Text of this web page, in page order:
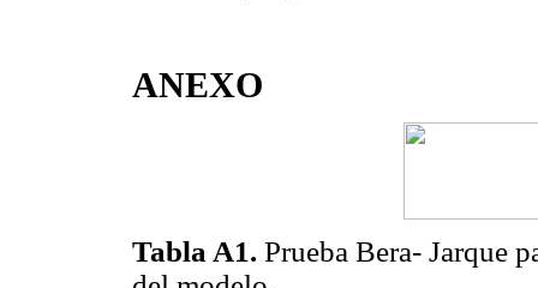
ANEXO
Tabla A1. Prueba Bera- Jarque